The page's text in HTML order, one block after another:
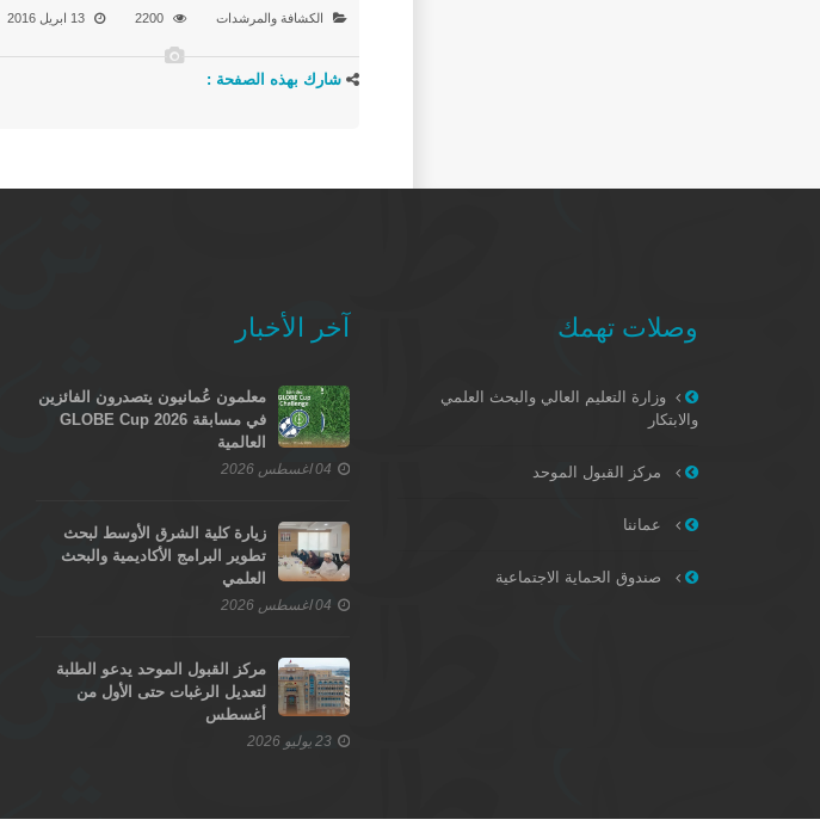
الكشافة والمرشدات 2200 13 ابريل 2016
شارك بهذه الصفحة :
وصلات تهمك
وزارة التعليم العالي والبحث العلمي
والابتكار
مركز القبول الموحد
عماننا
صندوق الحماية الاجتماعية
آخر الأخبار
معلمون عُمانيون يتصدرون الفائزين
في مسابقة GLOBE Cup 2026
العالمية
04 اغسطس 2026
زيارة كلية الشرق الأوسط لبحث
تطوير البرامج الأكاديمية والبحث
العلمي
04 اغسطس 2026
مركز القبول الموحد يدعو الطلبة
لتعديل الرغبات حتى الأول من
أغسطس
23 يوليو 2026